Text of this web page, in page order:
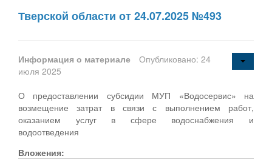
Тверской области от 24.07.2025 №493
Информация о материале
Опубликовано: 24
июля 2025
О предоставлении субсидии МУП «Водосервис» на
возмещение затрат в связи с выполнением работ,
оказанием услуг в сфере водоснабжения и
водоотведения
Вложения: